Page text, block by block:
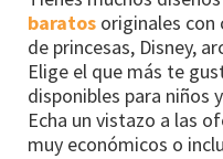
baratos originales
de princesas, Disney,
Elige el que más te
disponibles para niños
Echa un vistazo a las
muy económicos o